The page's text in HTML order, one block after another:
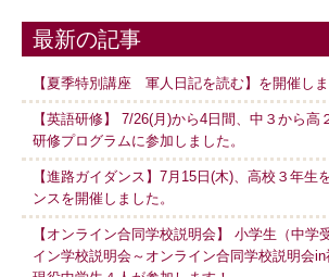
最新の記事
【夏季特別講座 軍人日記を読む】を開催しま
【英語研修】 7/26(月)から4日間、中３から高
研修プログラムに参加しました。
【進路ガイダンス】7月15日(木)、高校３年生
ンスを開催しました。
【オンライン合同学校説明会】 小学生（中学
イン学校説明会～オンライン合同学校説明会in